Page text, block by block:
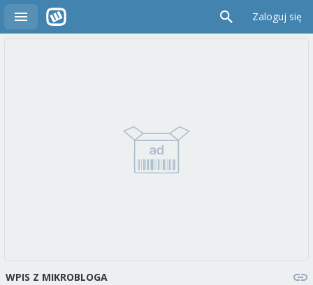
Zaloguj się
WPIS Z MIKROBLOGA